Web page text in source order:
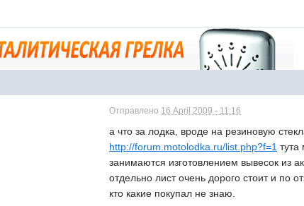
Отправлено 16 April 2009 - 11:16
а что за лодка, вроде на резиновую
http://forum.motolodka.ru/list.php?f=1
занимаются изготовлением вывесок из
отдельно лист очень дорого стоит и по
кто какие покупал не знаю.